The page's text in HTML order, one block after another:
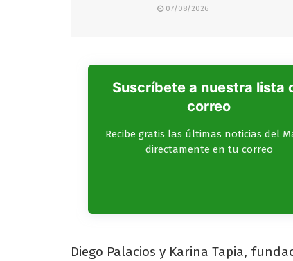
07/08/2026
Suscríbete a nuestra lista
correo
Recibe gratis las últimas noticias del
directamente en tu correo
Diego Palacios y Karina Tapia,